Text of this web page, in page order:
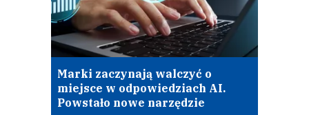
Marki zaczynają walczyć o
miejsce w odpowiedziach AI.
Powstało nowe narzędzie